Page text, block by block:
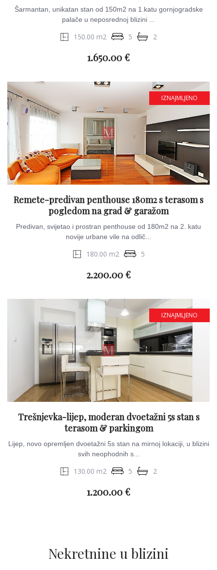
Šarmantan, unikatan stan od 150m2 na 1.katu gornjogradske
palače u neposrednoj blizini ...
150.00 m2 5 2
1.650.00 €
IZNAJMLJENO
Remete-predivan penthouse 180m2 s terasom s
pogledom na grad & garažom
Predivan, svijetao i prostran penthouse od 180m2 na 2. katu
novije urbane vile na odlič...
180.00 m2 5
2.200.00 €
IZNAJMLJENO
Trešnjevka-lijep, moderan dvoetažni 5s stan s
terasom & parkingom
Lijep, novo opremljen dvoetažni 5s stan na mirnoj lokaciji, u blizini
svih neophodnih s...
130.00 m2 5 2
1.200.00 €
Nekretnine u blizini